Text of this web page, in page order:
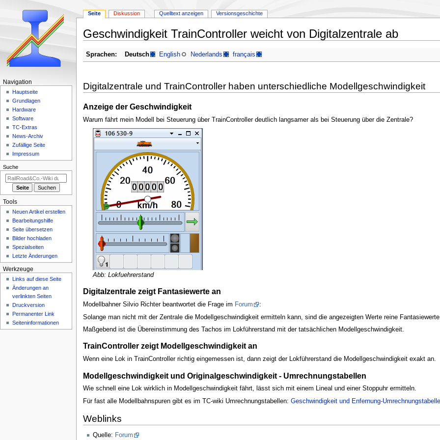
Geschwindigkeit TrainController weicht von Digitalzentrale ab
Zur
Navigation
Zur
Suche
Sprachen: Deutsch English Nederlands français
Digitalzentrale und TrainController haben unterschiedliche Modellgeschwindigkeit
Anzeige der Geschwindigkeit
Warum fährt mein Modell bei Steuerung über TrainController deutlich langsamer als bei Steuerung über die Zentrale?
Abb: Lokfuehrerstand
Digitalzentrale zeigt Fantasiewerte an
Modellbahner Silvio Richter beantwortet die Frage im Forum
:
Solange man nicht mit der Zentrale die Modellgeschwindigkeit ermitteln kann, sind die angezeigten Werte reine
Maßgebend ist die Übereinstimmung des Tachos im Lokführerstand mit der tatsächlichen Modellgeschwindigkeit.
TrainController zeigt Modellgeschwindigkeit an
Wenn eine Lok in TrainController richtig eingemessen ist, dann zeigt der Lokführerstand die Modellgeschwindigkeit exakt an.
Modellgeschwindigkeit und Originalgeschwindigkeit - Umrechnungstabellen
Wie schnell eine Lok wirklich in Modellgeschwindigkeit fährt, lässt sich mit einem Lineal und einer Stoppuhr ermitteln.
Für fast alle Modellbahnspuren gibt es im TC-wiki Umrechnungstabellen: Geschwindigkeit und Enfernung-
Weblinks
Quelle: Forum
N
i
o
m
Seite Diskussion Quelltext anzeigen Versionsgeschichte
Navigation
Hauptseite
Grundlagen
Hardware
Software
TC-Extras
News-Archiv
Zufällige Seite
Impressum
Suche
Tools
Neuen Artikel erstellen
Bearbeitungshilfe
Seite übersetzen
Bilder hochladen
Spezialseiten
Letzte Änderungen
Werkzeuge
Links auf diese Seite
Änderungen an
verlinkten Seiten
Druckversion
Permanenter Link
Seiten­­informationen